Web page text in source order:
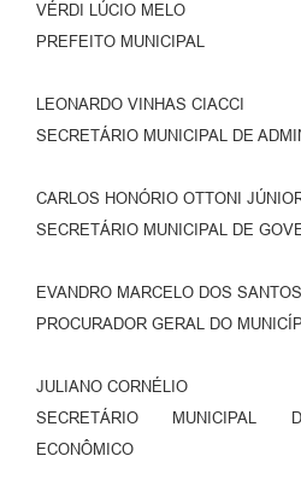
VÉRDI LÚCIO MELO
PREFEITO MUNICIPAL
LEONARDO VINHAS CIACCI
SECRETÁRIO MUNICIPAL DE
CARLOS HONÓRIO OTTONI
SECRETÁRIO MUNICIPAL DE
EVANDRO MARCELO DOS SANTOS
PROCURADOR GERAL DO
JULIANO CORNÉLIO
SECRETÁRIO MUNICIPAL
ECONÔMICO